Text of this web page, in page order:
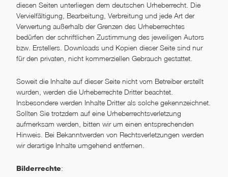
diesen Seiten unterliegen dem deutschen Urheberrecht. Die
Vervielfältigung, Bearbeitung, Verbreitung und jede Art der
Verwertung außerhalb der Grenzen des Urheberrechtes
bedürfen der schriftlichen Zustimmung des jeweiligen Autors
bzw. Erstellers. Downloads und Kopien dieser Seite sind nur
für den privaten, nicht kommerziellen Gebrauch gestattet.
Soweit die Inhalte auf dieser Seite nicht vom Betreiber erstellt
wurden, werden die Urheberrechte Dritter beachtet.
Insbesondere werden Inhalte Dritter als solche gekennzeichnet.
Sollten Sie trotzdem auf eine Urheberrechtsverletzung
aufmerksam werden, bitten wir um einen entsprechenden
Hinweis. Bei Bekanntwerden von Rechtsverletzungen werden
wir derartige Inhalte umgehend entfernen.
Bilderrechte: